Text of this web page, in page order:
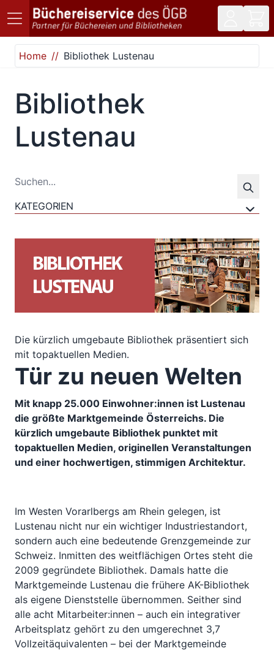
Direkt zum Inhalt
Home
Bibliothek Lustenau
Bibliothek
Lustenau
KATEGORIEN
Die kürzlich umgebaute Bibliothek präsentiert sich
mit topaktuellen Medien.
Tür zu neuen Welten
Mit knapp 25.000 Einwohner:innen ist Lustenau
die größte Marktgemeinde Österreichs. Die
kürzlich umgebaute Bibliothek punktet mit
topaktuellen Medien, originellen Veranstaltungen
und einer hochwertigen, stimmigen Architektur.
Im Westen Vorarlbergs am Rhein gelegen, ist
Lustenau nicht nur ein wichtiger Industriestandort,
sondern auch eine bedeutende Grenzgemeinde zur
Schweiz. Inmitten des weitflächigen Ortes steht die
2009 gegründete Bibliothek. Damals hatte die
Marktgemeinde Lustenau die frühere AK-Bibliothek
als eigene Dienststelle übernommen. Seither sind
alle acht Mitarbeiter:innen – auch ein integrativer
Arbeitsplatz gehört zu den umgerechnet 3,7
Vollzeitäquivalenten – bei der Marktgemeinde